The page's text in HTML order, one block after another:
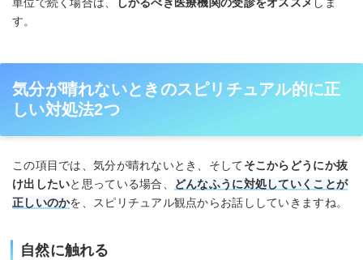
単位で続く場合は、
しかるべき医療機関の受診をオススメ しま
す。
気分が晴れないときのスピリチュアル的に正
しい対処法2つ
この項目では、気分が晴れないとき、そしてそこからどうにか抜
け出したいと思っている場合、
どんなふうに対処していくことが
正しいのかを、スピリチュアル観点からお話ししていきますね。
自然に触れる